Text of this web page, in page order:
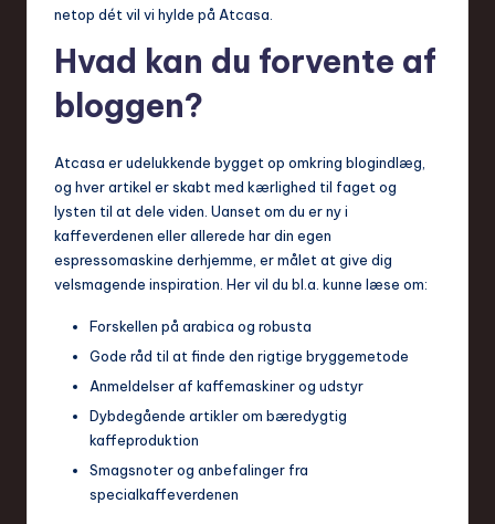
netop dét vil vi hylde på Atcasa.
Hvad kan du forvente af
bloggen?
Atcasa er udelukkende bygget op omkring blogindlæg,
og hver artikel er skabt med kærlighed til faget og
lysten til at dele viden. Uanset om du er ny i
kaffeverdenen eller allerede har din egen
espressomaskine derhjemme, er målet at give dig
velsmagende inspiration. Her vil du bl.a. kunne læse om:
Forskellen på arabica og robusta
Gode råd til at finde den rigtige bryggemetode
Anmeldelser af kaffemaskiner og udstyr
Dybdegående artikler om bæredygtig
kaffeproduktion
Smagsnoter og anbefalinger fra
specialkaffeverdenen